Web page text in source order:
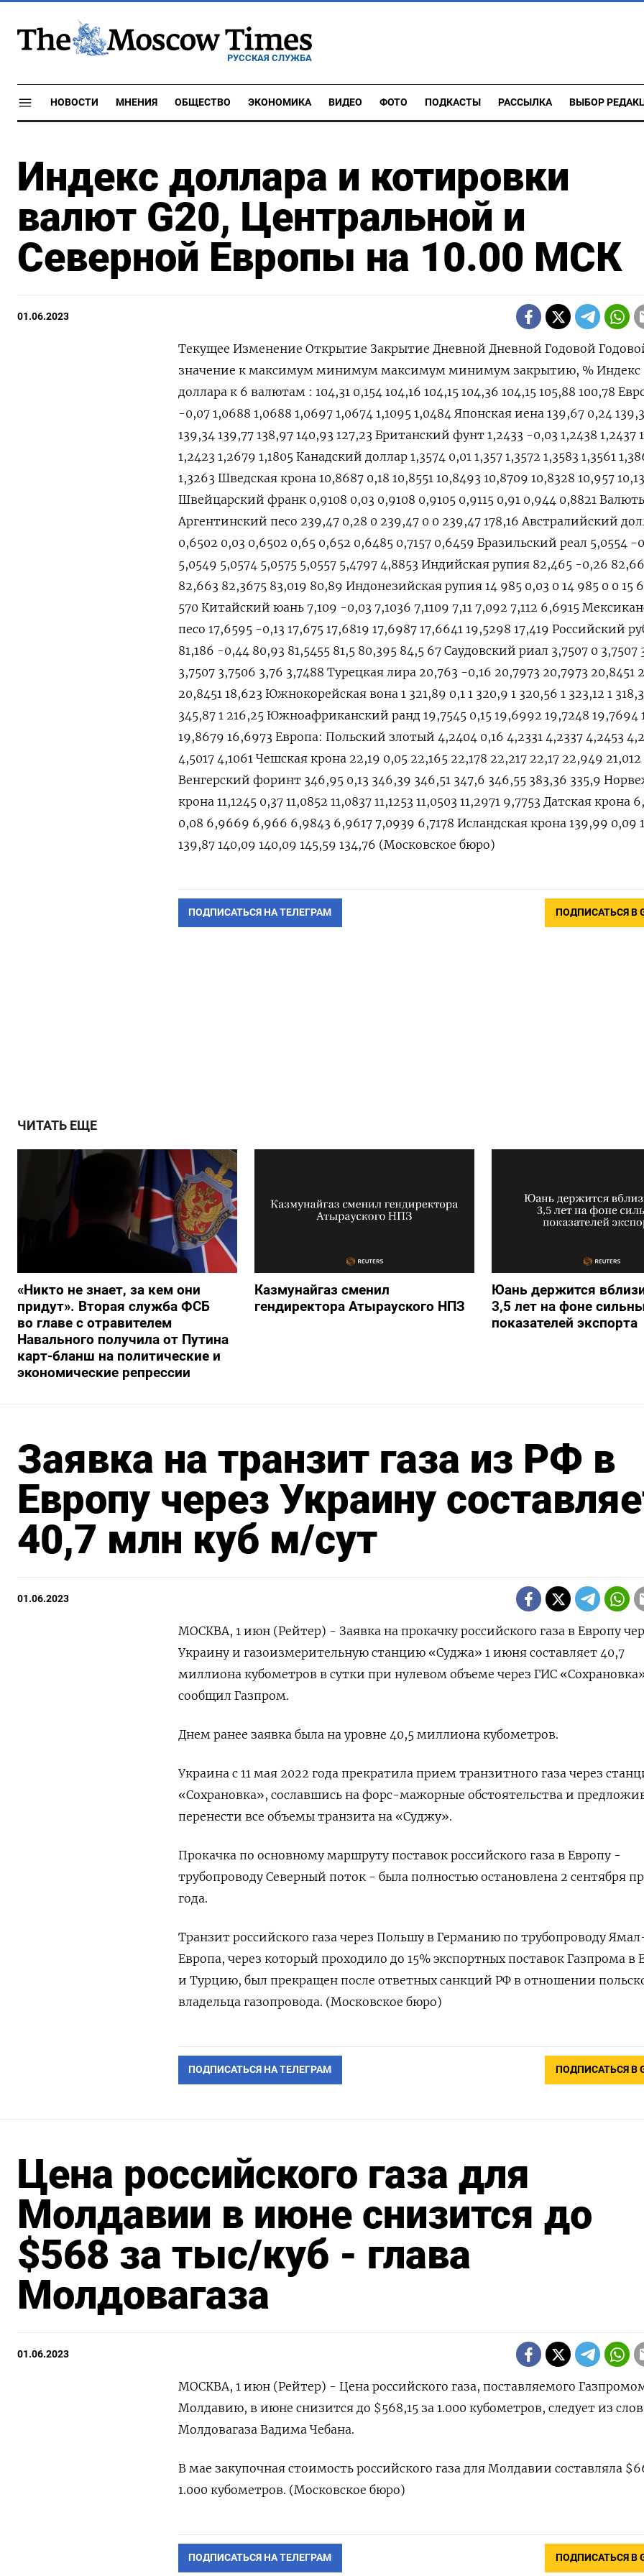
РУССКАЯ СЛУЖБА
НОВОСТИ МНЕНИЯ ОБЩЕСТВО ЭКОНОМИКА ВИДЕО ФОТО ПОДКАСТЫ РАССЫЛКА ВЫБОР
Индекс доллара и котировки
валют G20, Центральной и
Северной Европы на 10.00 МСК
01.06.2023
Текущее Изменение Открытие Закрытие Дневной Дневной Годовой
значение к максимум минимум максимум минимум закрытию, % Индекс
доллара к 6 валютам : 104,31 0,154 104,16 104,15 104,36 104,15 105,88 100,78
-0,07 1,0688 1,0688 1,0697 1,0674 1,1095 1,0484 Японская иена 139,67 0,24
139,34 139,77 138,97 140,93 127,23 Британский фунт 1,2433 -0,03 1,2438 1,2437
1,2423 1,2679 1,1805 Канадский доллар 1,3574 0,01 1,357 1,3572 1,3583 1,3561
1,3263 Шведская крона 10,8687 0,18 10,8551 10,8493 10,8709 10,8328 10,957
Швейцарский франк 0,9108 0,03 0,9108 0,9105 0,9115 0,91 0,944 0,8821
Аргентинский песо 239,47 0,28 0 239,47 0 0 239,47 178,16 Австралийский
0,6502 0,03 0,6502 0,65 0,652 0,6485 0,7157 0,6459 Бразильский реал 5,0554 -
5,0549 5,0574 5,0575 5,0557 5,4797 4,8853 Индийская рупия 82,465 -0,26
82,663 82,3675 83,019 80,89 Индонезийская рупия 14 985 0,03 0 14 985 0 0 15
570 Китайский юань 7,109 -0,03 7,1036 7,1109 7,11 7,092 7,112 6,6915
песо 17,6595 -0,13 17,675 17,6819 17,6987 17,6641 19,5298 17,419 Российский
81,186 -0,44 80,93 81,5455 81,5 80,395 84,5 67 Саудовский риал 3,7507 0 3,7507
3,7507 3,7506 3,76 3,7488 Турецкая лира 20,763 -0,16 20,7973 20,7973 20,8451
20,8451 18,623 Южнокорейская вона 1 321,89 0,1 1 320,9 1 320,56 1 323,12 1
345,87 1 216,25 Южноафриканский ранд 19,7545 0,15 19,6992 19,7248 19,7694
19,8679 16,6973 Европа: Польский злотый 4,2404 0,16 4,2331 4,2337 4,2453
4,5017 4,1061 Чешская крона 22,19 0,05 22,165 22,178 22,217 22,17 22,949 21,012
Венгерский форинт 346,95 0,13 346,39 346,51 347,6 346,55 383,36 335,9
крона 11,1245 0,37 11,0852 11,0837 11,1253 11,0503 11,2971 9,7753 Датская крона
0,08 6,9669 6,966 6,9843 6,9617 7,0939 6,7178 Исландская крона 139,99 0,09
139,87 140,09 140,09 145,59 134,76 (Московское бюро)
ПОДПИСАТЬСЯ НА ТЕЛЕГРАМ ПОДПИСАТЬСЯ В
ЧИТАТЬ ЕЩЕ
«Никто не знает, за кем они
придут». Вторая служба ФСБ
во главе с отравителем
Навального получила от Путина
карт-бланш на политические и
экономические репрессии
Казмунайгаз сменил
гендиректора Атырауского НПЗ
Юань держится
3,5 лет на фоне
показателей экспорта
Заявка на транзит газа из РФ в
Европу через Украину
40,7 млн куб м/сут
01.06.2023
МОСКВА, 1 июн (Рейтер) - Заявка на прокачку российского газа в Европу
Украину и газоизмерительную станцию «Суджа» 1 июня составляет 40,7
миллиона кубометров в сутки при нулевом объеме через ГИС
сообщил Газпром.
Днем ранее заявка была на уровне 40,5 миллиона кубометров.
Украина с 11 мая 2022 года прекратила прием транзитного газа через
«Сохрановка», сославшись на форс-мажорные обстоятельства и
перенести все объемы транзита на «Суджу».
Прокачка по основному маршруту поставок российского газа в Европу -
трубопроводу Северный поток - была полностью остановлена 2 сентября
года.
Транзит российского газа через Польшу в Германию по трубопроводу
Европа, через который проходило до 15% экспортных поставок Газпрома в
и Турцию, был прекращен после ответных санкций РФ в отношении
владельца газопровода. (Московское бюро)
ПОДПИСАТЬСЯ НА ТЕЛЕГРАМ ПОДПИСАТЬСЯ В
Цена российского газа для
Молдавии в июне снизится до
$568 за тыс/куб - глава
Молдовагаза
01.06.2023
МОСКВА, 1 июн (Рейтер) - Цена российского газа, поставляемого
Молдавию, в июне снизится до $568,15 за 1.000 кубометров, следует из
Молдовагаза Вадима Чебана.
В мае закупочная стоимость российского газа для Молдавии составляла
1.000 кубометров. (Московское бюро)
ПОДПИСАТЬСЯ НА ТЕЛЕГРАМ ПОДПИСАТЬСЯ В